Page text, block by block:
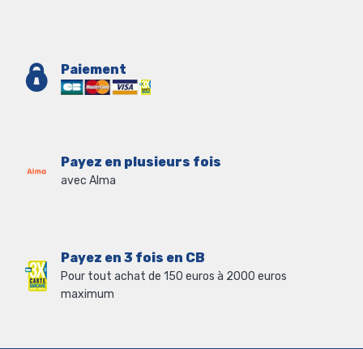
Paiement
Payez en plusieurs fois
avec Alma
Payez en 3 fois en CB
Pour tout achat de 150 euros à 2000 euros
maximum